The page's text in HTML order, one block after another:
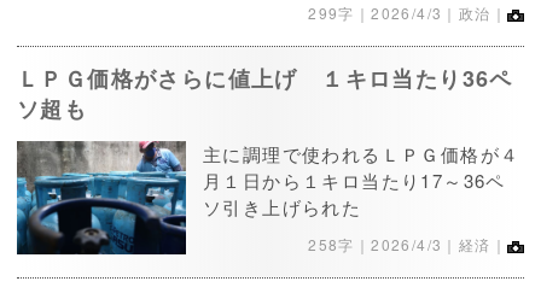
299字｜2026/4/3 ｜政治｜
ＬＰＧ価格がさらに値上げ １キロ当たり36ペ
ソ超も
主に調理で使われるＬＰＧ価格が４
月１日から１キロ当たり17～36ペ
ソ引き上げられた
258字｜2026/4/3 ｜経済｜